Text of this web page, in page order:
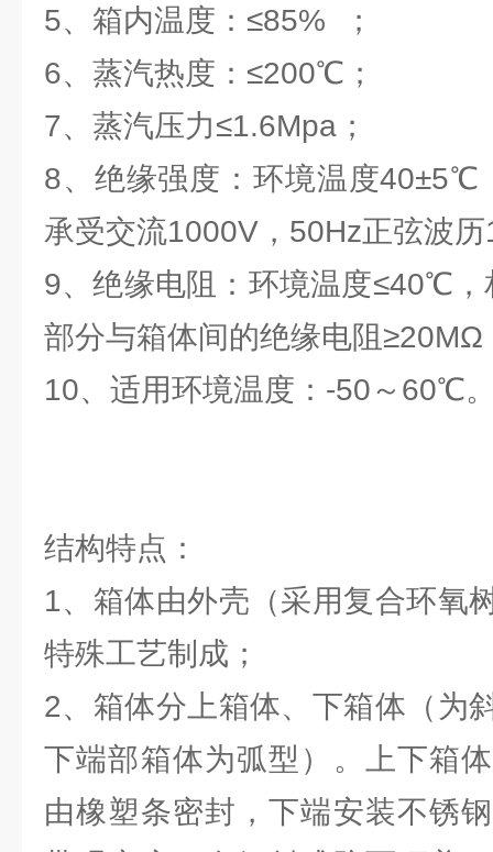
5、箱内温度：≤85% ；
6、蒸汽热度：≤200℃；
7、蒸汽压力≤1.6Mpa；
8、绝缘强度：环境温度40±5℃
承受交流1000V，50Hz正弦波
9、绝缘电阻：环境温度≤40℃
部分与箱体间的绝缘电阻≥20MΩ
10、适用环境温度：-50～60℃
结构特点：
1、箱体由外壳（采用复合环氧
特殊工艺制成；
2、箱体分上箱体、下箱体（为
下端部箱体为弧型）。上下箱
由橡塑条密封，下端安装不锈